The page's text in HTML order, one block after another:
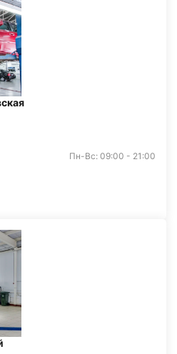
Пн-Вс: 09:00 - 21:00